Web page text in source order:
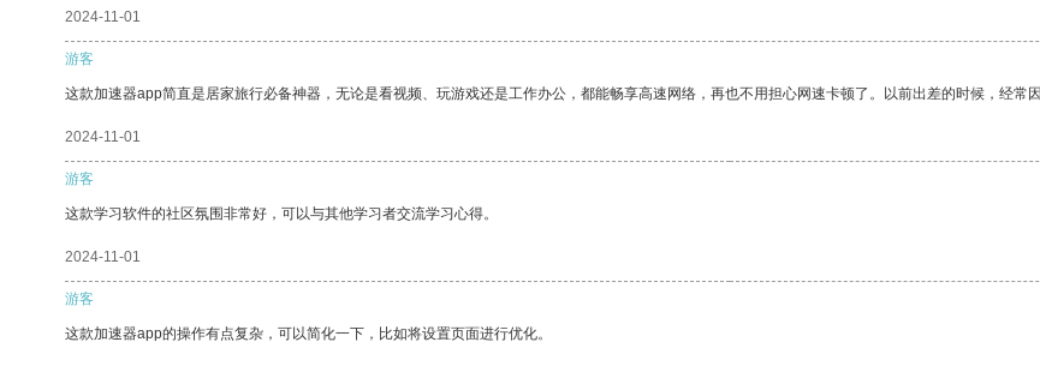
2024-11-01
游客
这款加速器app简直是居家旅行必备神器，无论是看视频、玩游戏还是工作办公，都能畅享高速网络，再也不用担心网速卡顿了。以前出差的时候，经常
2024-11-01
游客
这款学习软件的社区氛围非常好，可以与其他学习者交流学习心得。
2024-11-01
游客
这款加速器app的操作有点复杂，可以简化一下，比如将设置页面进行优化。